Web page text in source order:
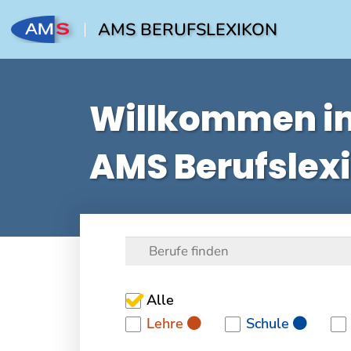
AMS BERUFSLEXIKON
Willkommen
AMS
Alle
Lehre
Schule